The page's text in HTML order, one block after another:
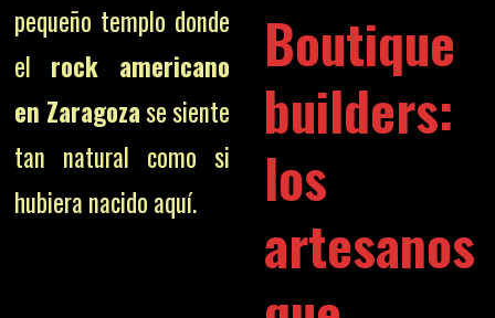
pequeño templo donde
el rock americano
en Zaragozase siente
tan natural como si
hubiera nacido aquí.
Boutique
builders:
los
artesanos